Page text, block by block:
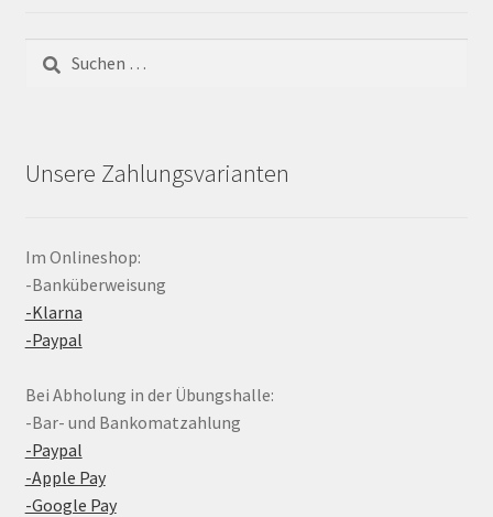
nach:
Unsere Zahlungsvarianten
Im Onlineshop:
-Banküberweisung
-Klarna
-Paypal
Bei Abholung in der Übungshalle:
-Bar- und Bankomatzahlung
-Paypal
-Apple Pay
-Google Pay